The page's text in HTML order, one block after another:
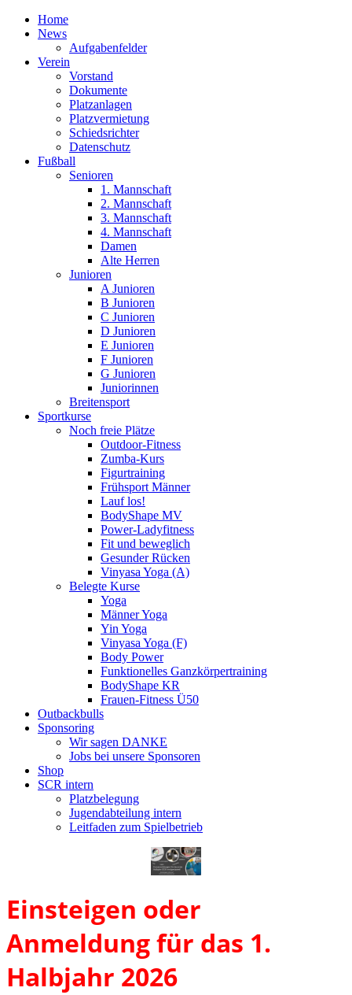
Home
News
Aufgabenfelder
Verein
Vorstand
Dokumente
Platzanlagen
Platzvermietung
Schiedsrichter
Datenschutz
Fußball
Senioren
1. Mannschaft
2. Mannschaft
3. Mannschaft
4. Mannschaft
Damen
Alte Herren
Junioren
A Junioren
B Junioren
C Junioren
D Junioren
E Junioren
F Junioren
G Junioren
Juniorinnen
Breitensport
Sportkurse
Noch freie Plätze
Outdoor-Fitness
Zumba-Kurs
Figurtraining
Frühsport Männer
Lauf los!
BodyShape MV
Power-Ladyfitness
Fit und beweglich
Gesunder Rücken
Vinyasa Yoga (A)
Belegte Kurse
Yoga
Männer Yoga
Yin Yoga
Vinyasa Yoga (F)
Body Power
Funktionelles Ganzkörpertraining
BodyShape KR
Frauen-Fitness Ü50
Outbackbulls
Sponsoring
Wir sagen DANKE
Jobs bei unsere Sponsoren
Shop
SCR intern
Platzbelegung
Jugendabteilung intern
Leitfaden zum Spielbetrieb
Einsteigen oder
Anmeldung für das 1.
Halbjahr 2026